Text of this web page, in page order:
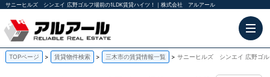
サニーヒルズ シンエイ 広野ゴルフ場前の1LDK賃貸ハイツ！｜株式会社 アルアール
TOPページ 賃貸物件検索 三木市の賃貸情報一覧 サニーヒルズ シンエイ 広野ゴ